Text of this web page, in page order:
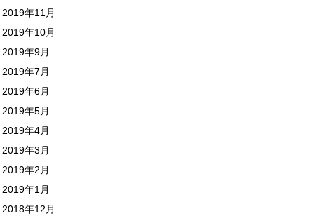
2019年11月
2019年10月
2019年9月
2019年7月
2019年6月
2019年5月
2019年4月
2019年3月
2019年2月
2019年1月
2018年12月